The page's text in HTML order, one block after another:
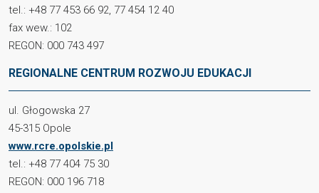
tel.: +48 77 453 66 92, 77 454 12 40
fax wew.: 102
REGON: 000 743 497
REGIONALNE CENTRUM ROZWOJU EDUKACJI
ul. Głogowska 27
45-315 Opole
www.rcre.opolskie.pl
tel.: +48 77 404 75 30
REGON: 000 196 718